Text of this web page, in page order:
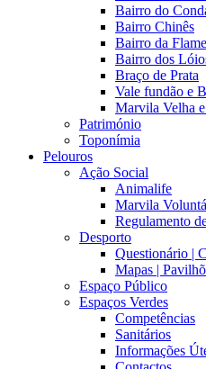
Bairro do
Bairro Chinês
Bairro da
Bairro dos
Braço de Prata
Vale fundão e
Marvila Velha
Património
Toponímia
Pelouros
Ação Social
Animalife
Marvila
Regulamento
Desporto
Questionário |
Mapas |
Espaço Público
Espaços Verdes
Competências
Sanitários
Informações